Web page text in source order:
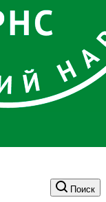
Поиск